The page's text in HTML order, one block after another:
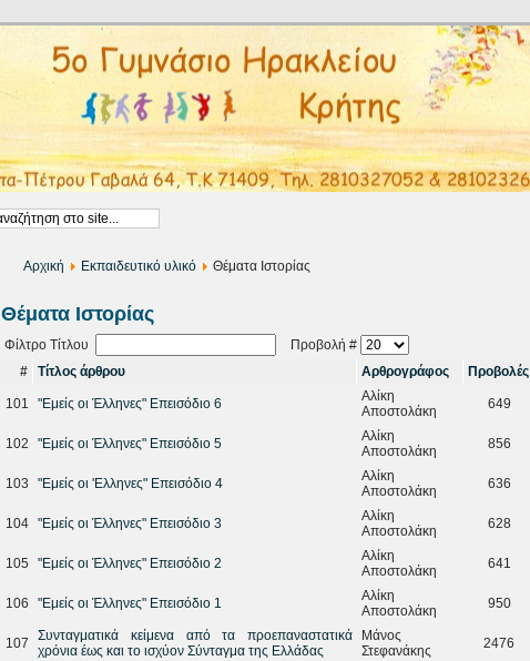
Αρχική Εκπαιδευτικό υλικό Θέματα Ιστορίας
Θέματα Ιστορίας
Φίλτρο Τίτλου
Προβολή #
#
Τίτλος άρθρου Αρθρογράφος Προβολές
101 "Εμείς οι Έλληνες" Επεισόδιο 6
Αλίκη
Αποστολάκη
649
102 "Εμείς οι Έλληνες" Επεισόδιο 5
Αλίκη
Αποστολάκη
856
103 "Εμείς οι 'Ελληνες" Επεισόδιο 4
Αλίκη
Αποστολάκη
636
104 "Εμείς οι Έλληνες" Επεισόδιο 3
Αλίκη
Αποστολάκη
628
105 "Εμείς οι Έλληνες" Επεισόδιο 2
Αλίκη
Αποστολάκη
641
106 "Εμείς οι Έλληνες" Επεισόδιο 1
Αλίκη
Αποστολάκη
950
107
Συνταγματικά κείμενα από τα προεπαναστατικά
χρόνια έως και το ισχύον Σύνταγμα της Ελλάδας
Μάνος
Στεφανάκης
2476